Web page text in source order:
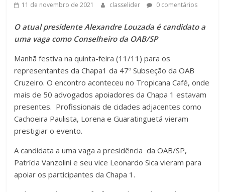
11 de novembro de 2021 classelider 0 comentários
O atual presidente Alexandre Louzada é candidato a
uma vaga como Conselheiro da OAB/SP
Manhã festiva na quinta-feira (11/11) para os
representantes da Chapa1 da 47º Subseção da OAB
Cruzeiro. O encontro aconteceu no Tropicana Café, onde
mais de 50 advogados apoiadores da Chapa 1 estavam
presentes. Profissionais de cidades adjacentes como
Cachoeira Paulista, Lorena e Guaratinguetá vieram
prestigiar o evento.
A candidata a uma vaga a presidência da OAB/SP,
Patrícia Vanzolini e seu vice Leonardo Sica vieram para
apoiar os participantes da Chapa 1.